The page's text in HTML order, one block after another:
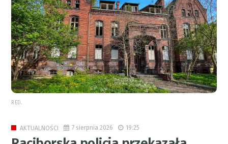
RED.
AKTUALNOŚCI 7 sierpnia 2026 19:25